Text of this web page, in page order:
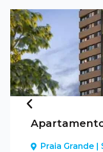
PreviousPraia Grande |